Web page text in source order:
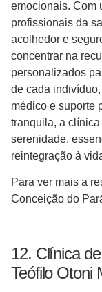
emocionais. Com
profissionais da
acolhedor e
concentrar na
personalizados
de cada
médico e suporte
tranquila, a
serenidade,
reintegração à
Para ver mais a
Conceição do
12. Clínica
Teófilo Otoni